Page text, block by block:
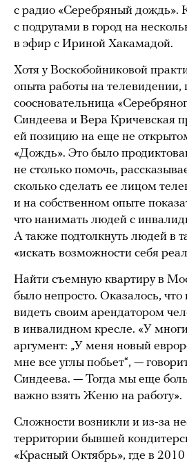
с радио «Серебряный дождь».
с подругами в город на
в эфир с Ириной Хакамадой.
Хотя у Воскобойниковой
опыта работы на телевидении,
соосновательница
Синдеева и Вера Кричевская
ей позицию на еще не
«Дождь». Это было
не столько помочь,
сколько сделать ее лицом
и на собственном опыте
что нанимать людей с
А также подтолкнуть людей в
«искать возможности себя
Найти съемную квартиру в
было непросто. Оказалось, что
видеть своим арендатором
в инвалидном кресле. «У
аргумент: „У меня новый
мне все углы побьет“, —
Синдеева. — Тогда мы еще
важно взять Женю на работу».
Сложности возникли и из-за
территории бывшей
«Красный Октябрь», где в 2010